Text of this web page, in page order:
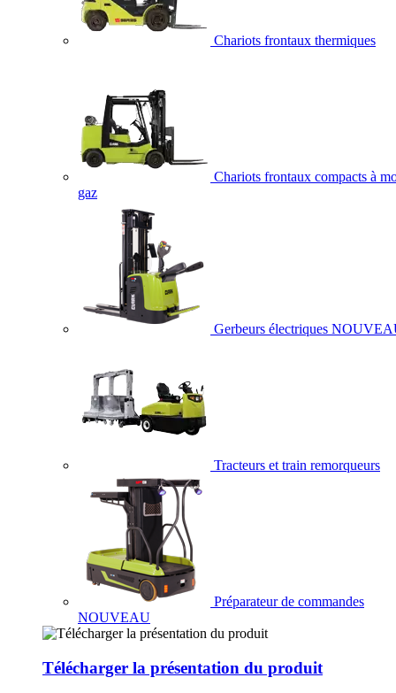
Chariots frontaux thermiques
Chariots frontaux compacts à
gaz
Gerbeurs électriques
Tracteurs et train remorqueurs
Préparateur de commandes
NOUVEAU
Télécharger la présentation du produit